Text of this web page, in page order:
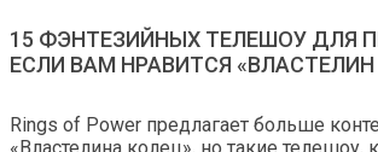
15 ФЭНТЕЗИЙНЫХ ТЕЛЕШОУ ДЛЯ
ЕСЛИ ВАМ НРАВИТСЯ
Rings of Power предлагает больше
«Властелина колец», но такие телешоу,